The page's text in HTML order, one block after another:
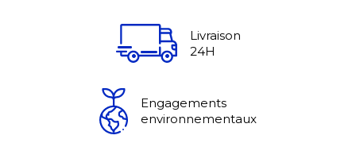
Livraison
24H
Engagements
environnementaux